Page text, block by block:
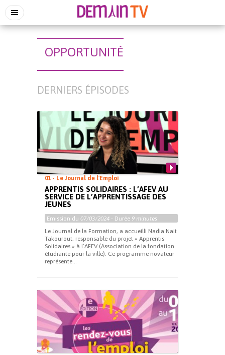
OPPORTUNITÉ
DERNIERS ÉPISODES
01 - Le Journal de l'Emploi
APPRENTIS SOLIDAIRES : L’AFEV AU
SERVICE DE L’APPRENTISSAGE DES
JEUNES
Emission du 07/03/2024 - Durée 9 minutes
Le Journal de la Formation, a accueilli Nadia Nait
Takourout, responsable du projet « Apprentis
Solidaires » à l’AFEV (Association de la fondation
étudiante pour la ville). Ce programme novateur
représente...